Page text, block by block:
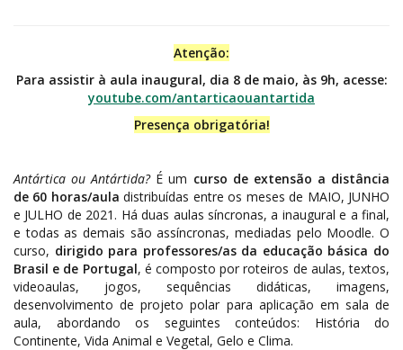
Atenção:
Para assistir à aula inaugural, dia 8 de maio, às 9h, acesse:
youtube.com/antarticaouantartida
Presença obrigatória!
Antártica ou Antártida?É um curso de extensão a distância
de 60 horas/auladistribuídas entre os meses de MAIO, JUNHO
e JULHO de 2021. Há duas aulas síncronas, a inaugural e a final,
e todas as demais são assíncronas, mediadas pelo Moodle. O
curso, dirigido para professores/as da educação básica do
Brasil e de Portugal, é composto por roteiros de aulas, textos,
videoaulas, jogos, sequências didáticas, imagens,
desenvolvimento de projeto polar para aplicação em sala de
aula, abordando os seguintes conteúdos: História do
Continente, Vida Animal e Vegetal, Gelo e Clima.